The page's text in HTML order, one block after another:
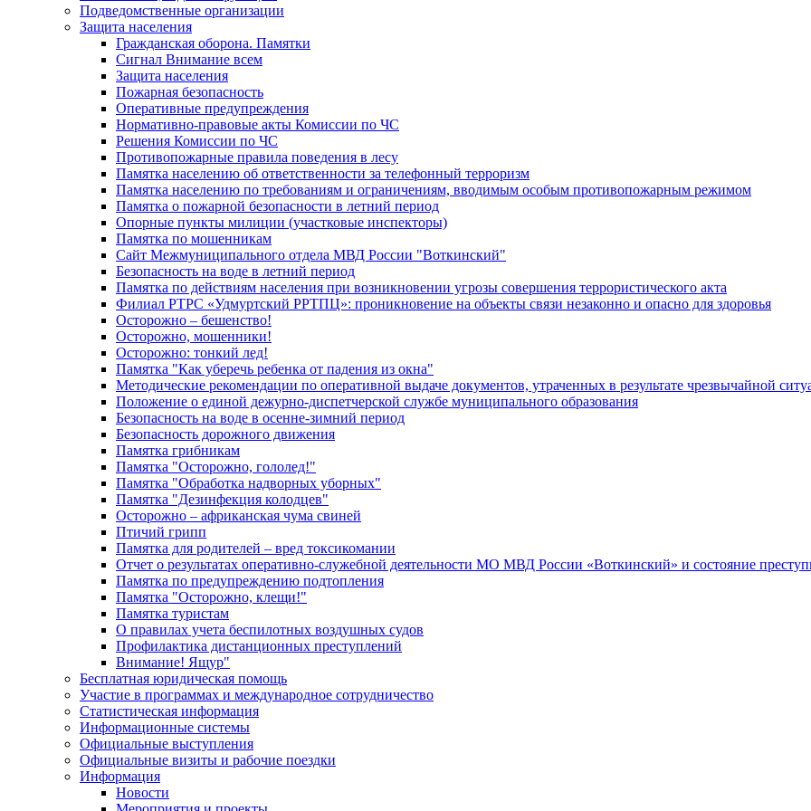
Подведомственные организации
Защита населения
Гражданская оборона. Памятки
Сигнал Внимание всем
Защита населения
Пожарная безопасность
Оперативные предупреждения
Нормативно-правовые акты Комиссии по ЧС
Решения Комиссии по ЧС
Противопожарные правила поведения в лесу
Памятка населению об ответственности за телефонный терроризм
Памятка населению по требованиям и ограничениям, вводимым особым противопожарным режимом
Памятка о пожарной безопасности в летний период
Опорные пункты милиции (участковые инспекторы)
Памятка по мошенникам
Сайт Межмуниципального отдела МВД России "Воткинский"
Безопасность на воде в летний период
Памятка по действиям населения при возникновении угрозы совершения террористического акта
Филиал РТРС «Удмуртский РРТПЦ»: проникновение на объекты связи незаконно и опасно для здоровья
Осторожно – бешенство!
Осторожно, мошенники!
Осторожно: тонкий лед!
Памятка "Как уберечь ребенка от падения из окна"
Методические рекомендации по оперативной выдаче документов, утраченных в результате чрезвычайной
Положение о единой дежурно-диспетчерской службе муниципального образования
Безопасность на воде в осенне-зимний период
Безопасность дорожного движения
Памятка грибникам
Памятка "Осторожно, гололед!"
Памятка "Обработка надворных уборных"
Памятка "Дезинфекция колодцев"
Осторожно – африканская чума свиней
Птичий грипп
Памятка для родителей – вред токсикомании
Отчет о результатах оперативно-служебной деятельности МО МВД России «Воткинский» и состояние
Памятка по предупреждению подтопления
Памятка "Осторожно, клещи!"
Памятка туристам
О правилах учета беспилотных воздушных судов
Профилактика дистанционных преступлений
Внимание! Ящур"
Бесплатная юридическая помощь
Участие в программах и международное сотрудничество
Статистическая информация
Информационные системы
Официальные выступления
Официальные визиты и рабочие поездки
Информация
Новости